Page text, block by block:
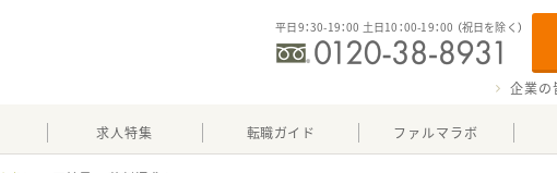
平日9：30-19：00 土日10：00-19：00 （祝日を除く）
企業の
求人特集 転職ガイド ファルマラボ